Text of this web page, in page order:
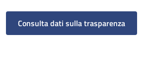
Consulta dati sulla trasparenza